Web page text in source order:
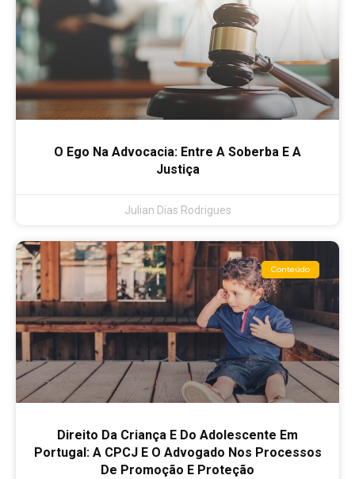
O Ego Na Advocacia: Entre A Soberba E A
Justiça
Julian Dias Rodrigues
Conteúdo
Direito Da Criança E Do Adolescente Em
Portugal: A CPCJ E O Advogado Nos Processos
De Promoção E Proteção